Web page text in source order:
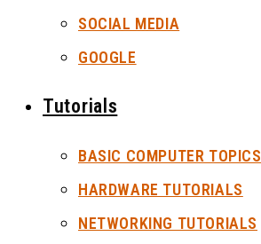
SOCIAL MEDIA
GOOGLE
Tutorials
BASIC COMPUTER TOPICS
HARDWARE TUTORIALS
NETWORKING TUTORIALS